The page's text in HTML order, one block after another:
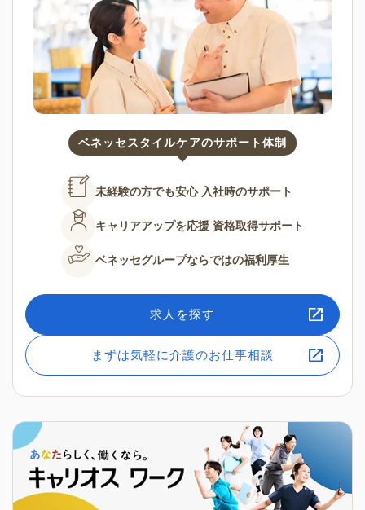
ベネッセスタイルケアのサポート体制
未経験の方でも安心 入社時のサポート
キャリアアップを応援 資格取得サポート
ベネッセグループならではの福利厚生
求人を探す
まずは気軽に介護のお仕事相談